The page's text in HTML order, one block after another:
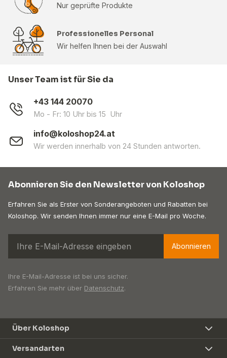
Nur geprüfte Produkte
Professionelles Personal
Wir helfen Ihnen bei der Auswahl
Unser Team ist für Sie da
+43 144 20070
Mo - Fr: 10 Uhr bis 15 Uhr
info@koloshop24.at
Wir werden innerhalb von 24 Stunden antworten.
Abonnieren Sie den Newsletter von Koloshop
Erfahren Sie als Erster von Sonderangeboten und Rabatten bei
Koloshop. Wir senden Ihnen immer nur eine E-Mail pro Woche.
Abonnieren
Ihre E-Mail-Adresse ist bei uns sicher.
Erfahren Sie mehr über Datenschutz.
Über Koloshop
Versandarten